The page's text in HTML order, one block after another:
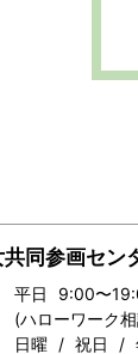
同参画セン
平日 9:00〜
(ハローワーク
日曜 / 祝日 /